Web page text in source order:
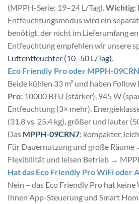
(MPPH-Serie: 19–24 L/Tag).Wichtig:
Entfeuchtungsmodus wird ein
benötigt, der nicht im Lieferumfang
Entfeuchtung empfehlen wir unsere
Luftentfeuchter (10–50 L/Tag).
Eco Friendly Pro oder MPPH-
Beide kühlen 33 m² und haben Follow
Pro: 10000 BTU (stärker), 945 W
Entfeuchtung (3× mehr),
(31,8 vs. 25,4 kg), größer und lauter
Das MPPH-09CRN7: kompakter,
Für Dauernutzung und große Räume
Flexibilität und leisen Betrieb →
Hat das Eco Friendly Pro WiFi oder
Nein – das Eco Friendly Pro hat
Ihnen App-Steuerung und Smart